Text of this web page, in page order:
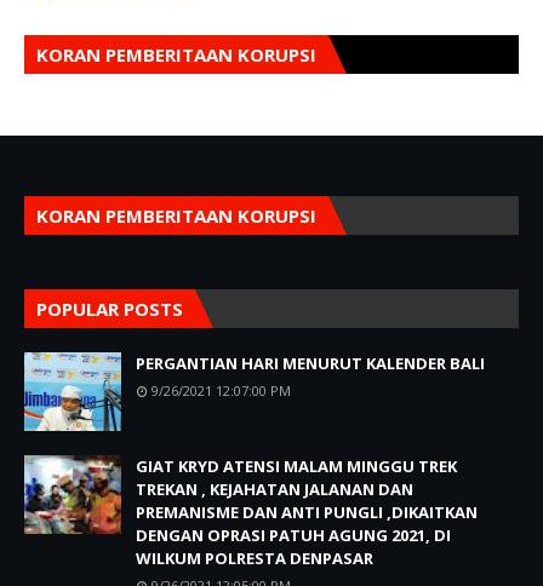
KORAN PEMBERITAAN KORUPSI
KORAN PEMBERITAAN KORUPSI
POPULAR POSTS
PERGANTIAN HARI MENURUT KALENDER BALI
9/26/2021 12:07:00 PM
GIAT KRYD ATENSI MALAM MINGGU TREK
TREKAN , KEJAHATAN JALANAN DAN
PREMANISME DAN ANTI PUNGLI ,DIKAITKAN
DENGAN OPRASI PATUH AGUNG 2021, DI
WILKUM POLRESTA DENPASAR